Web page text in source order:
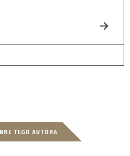
INNE TEGO AUTORA